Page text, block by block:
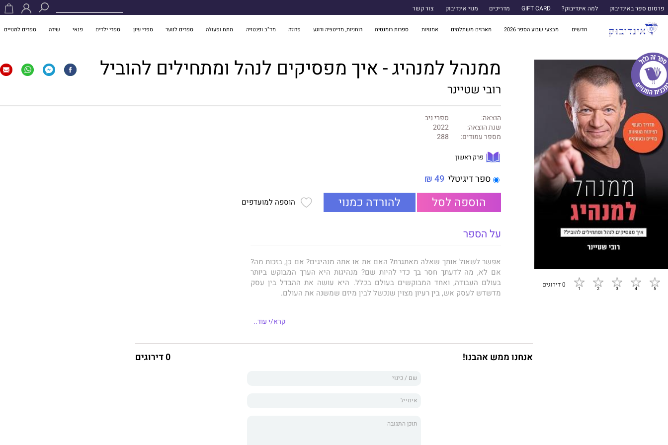
פרסום ספר באינדיבוק למה אינדיבוק? GIFT CARD מדריכים מנוי אינדיבוק צור קשר
חדשים מבצעי שבוע הספר 2026 מארזים משתלמים אמנויות ספרות רומנטית רוחניות, מדיטציה ורוגע פרוזה מד"ב ופנטזיה מתח ופעולה ספרים לנוער ספרי עיון ספרי ילדים פנאי שירה ספרים למנויים
0 דירוגים
ממנהל למנהיג - איך מפסיקים לנהל ומתחילים להוביל
רובי שטיינר
הוצאה:
ספרי ניב
שנת הוצאה:
2022
מספר עמודים:
288
פרק ראשון
ספר דיגיטלי 49 ₪
הוספה לסל להורדה כמנוי הוספה למועדפים
על הספר
אפשר לשאול אותך שאלה מאתגרת? האם את או אתה מנהיגים? אם כן, בזכות מה?
אם לא, מה לדעתך חסר בך כדי להיות שם? מנהיגות היא הערך המבוקש ביותר
בעולם העבודה, ואחד המבוקשים בעולם בכלל. היא עושה את ההבדל בין עסק
מדשדש לעסק אש, בין רעיון מצוין שנכשל לבין מיזם שמשנה את העולם.
היא גם עושה את ההבדל בין אדם שחי מתוך משמעות ותשוקה לבין אדם שקם
מה שחשבת על המושגים מנהיגות, הצלחה, אחריות וניהול, על איך תכלס מיישמים
והמשמעותיים שפגשת בדרך שלך לגלות את המנהיג שבך.
קרא/י עוד..
אנחנו ממש אהבנו! 0 דירוגים